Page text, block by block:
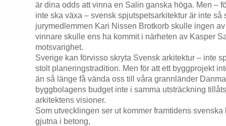
är dina odds att vinna en Salin ganska höga. Men –
inte ska växa – svensk spjutspetsarkitektur är inte så
jurymedlemmen Kari Nissen Brotkorb skulle ingen
vinnare skulle ens ha kommit i närheten av Kasper
motsvarighet.
Sverige kan förvisso skryta Svensk arkitektur – inte
stolt planeringstradition. Men för att ett byggprojekt
än så länge få vända oss till våra grannländer
byggbolagens budget inte i samma utsträckning
arkitektens visioner.
Som utvecklingen ser ut kommer framtidens svenska
gjutna i betong,